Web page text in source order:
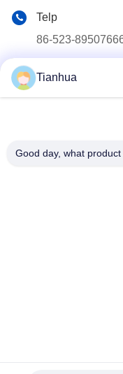
Telp
86-523-
No. 8, Jalan
Tianhua
Good day, what